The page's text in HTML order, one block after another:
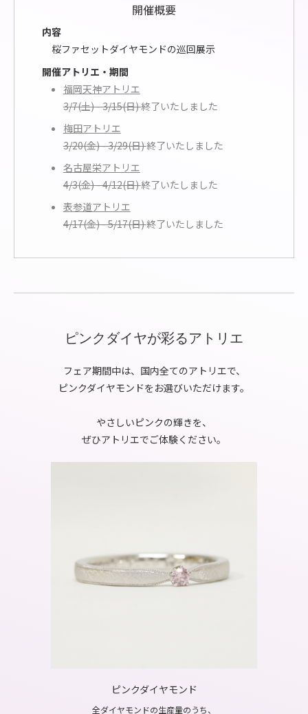
開催概要
内容
桜ファセットダイヤモンドの巡回展示
開催アトリエ・期間
福岡天神アトリエ
3/7(土) - 3/15(日)終了いたしました
梅田アトリエ
3/20(金) - 3/29(日)終了いたしました
名古屋栄アトリエ
4/3(金) - 4/12(日)終了いたしました
表参道アトリエ
4/17(金) - 5/17(日)終了いたしました
ピンクダイヤが彩るアトリエ
フェア期間中は、国内全てのアトリエで、
ピンクダイヤモンドをお選びいただけます。
やさしいピンクの輝きを、
ぜひアトリエでご体験ください。
ピンクダイヤモンド
全ダイヤモンドの生産量のうち、